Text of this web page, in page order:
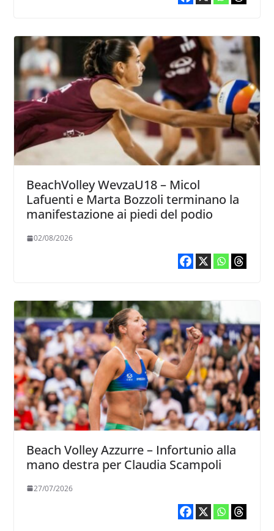
BeachVolley WevzaU18 – Micol
Lafuenti e Marta Bozzoli terminano la
manifestazione ai piedi del podio
02/08/2026
Beach Volley Azzurre – Infortunio alla
mano destra per Claudia Scampoli
27/07/2026